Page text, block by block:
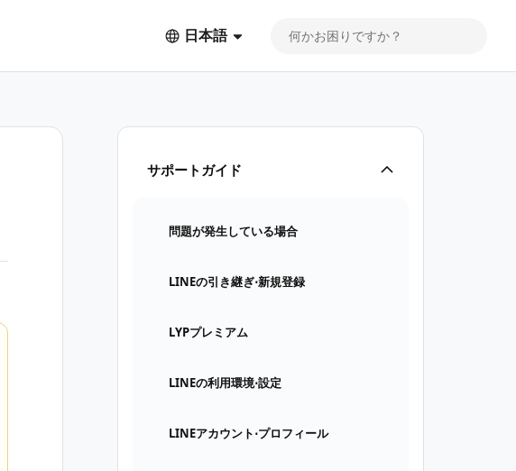
日本語
サポートガイド
問題が発生している場合
LINEの引き継ぎ⋅新規登録
LYPプレミアム
LINEの利用環境⋅設定
LINEアカウント⋅プロフィール